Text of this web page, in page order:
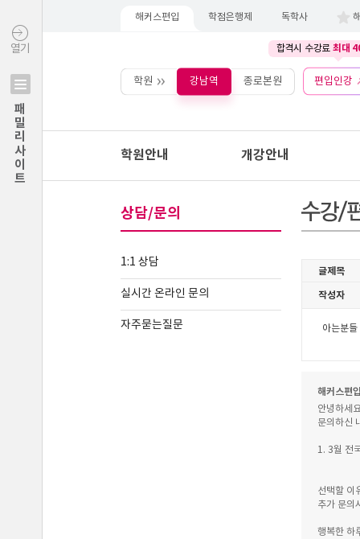
열기
패밀리사이트
해커스편입 학점은행제 독학사
합격시 수강료 최대
학원 강남역 종로본원 편입인강
학원안내 개강안내
상담/문의
1:1 상담
실시간 온라인 문의
자주묻는질문